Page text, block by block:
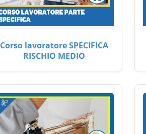
Corso lavoratore SPECIFICA
RISCHIO MEDIO